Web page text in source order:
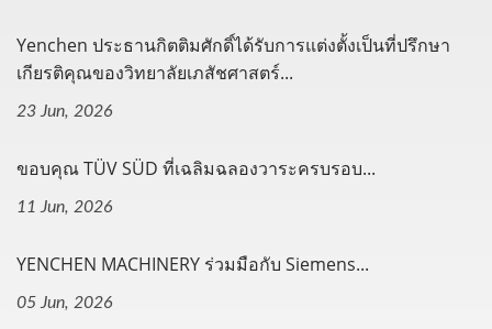
Yenchen ประธานกิตติมศักดิ์ได้รับการแต่งตั้งเป็นที่ปรึกษา
เกียรติคุณของวิทยาลัยเภสัชศาสตร์...
23 Jun, 2026
ขอบคุณ TÜV SÜD ที่เฉลิมฉลองวาระครบรอบ...
11 Jun, 2026
YENCHEN MACHINERY ร่วมมือกับ Siemens...
05 Jun, 2026